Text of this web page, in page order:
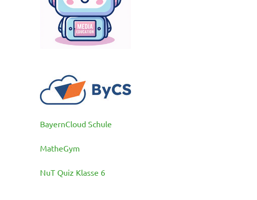
BayernCloud Schule
MatheGym
NuT Quiz Klasse 6